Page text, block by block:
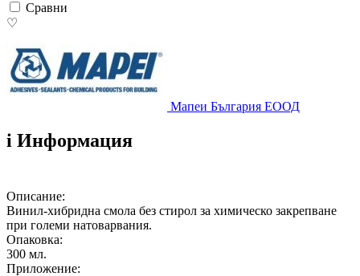
Сравни
♡
Мапеи България ЕООД
i Информация
Описание:
Винил-хибридна смола без стирол за химическо закрепване
при големи натоварвания.
Опаковка:
300 мл.
Приложение: